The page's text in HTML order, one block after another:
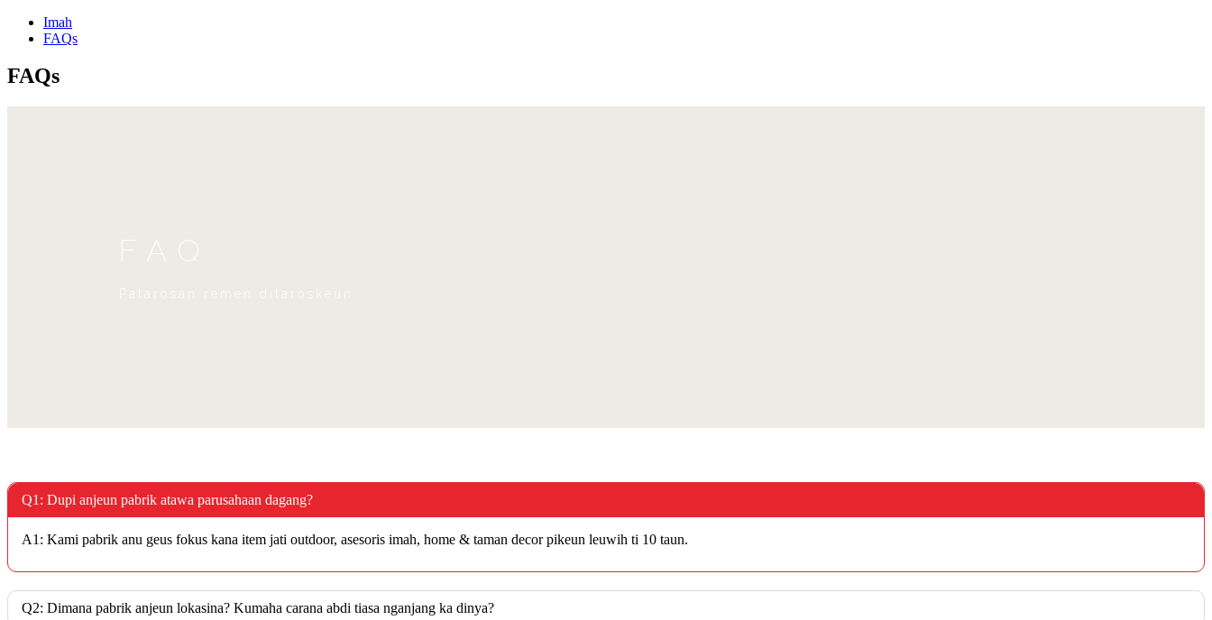
Imah
FAQs
FAQs
FAQ
Q1: Dupi anjeun pabrik atawa parusahaan dagang?
A1: Kami pabrik anu geus fokus kana item jati outdoor, asesoris imah, home & taman decor pikeun leuwih ti 10 taun.
Q2: Dimana pabrik anjeun lokasina? Kumaha carana abdi tiasa nganjang ka dinya?